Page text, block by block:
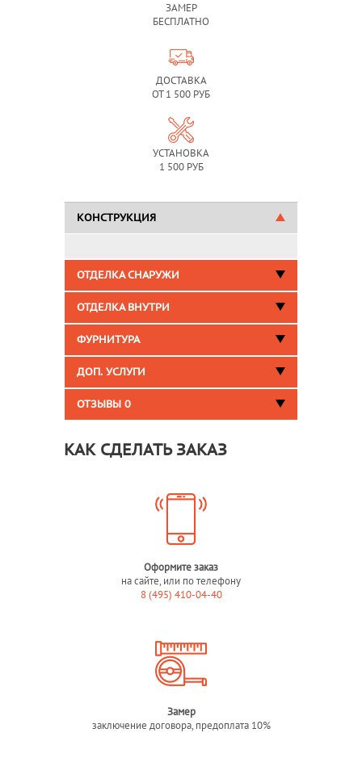
ЗАМЕР
БЕСПЛАТНО
ДОСТАВКА
ОТ 1 500 РУБ
УСТАНОВКА
1 500 РУБ
КОНСТРУКЦИЯ
ОТДЕЛКА СНАРУЖИ
ОТДЕЛКА ВНУТРИ
ФУРНИТУРА
ДОП. УСЛУГИ
ОТЗЫВЫ 0
КАК СДЕЛАТЬ ЗАКАЗ
Оформите заказ
на сайте, или по телефону
8 (495) 410-04-40
Замер
заключение договора, предоплата 10%